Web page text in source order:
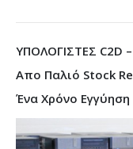
ΥΠΟΛΟΓΙΣΤΕΣ C2D –
Απο Παλιό Stock
Ένα Χρόνο